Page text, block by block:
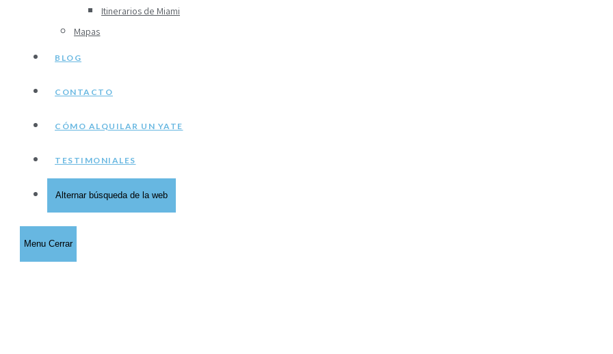
Itinerarios de Miami
Mapas
BLOG
CONTACTO
CÓMO ALQUILAR UN YATE
TESTIMONIALES
Alternar búsqueda de la web
Menu Cerrar